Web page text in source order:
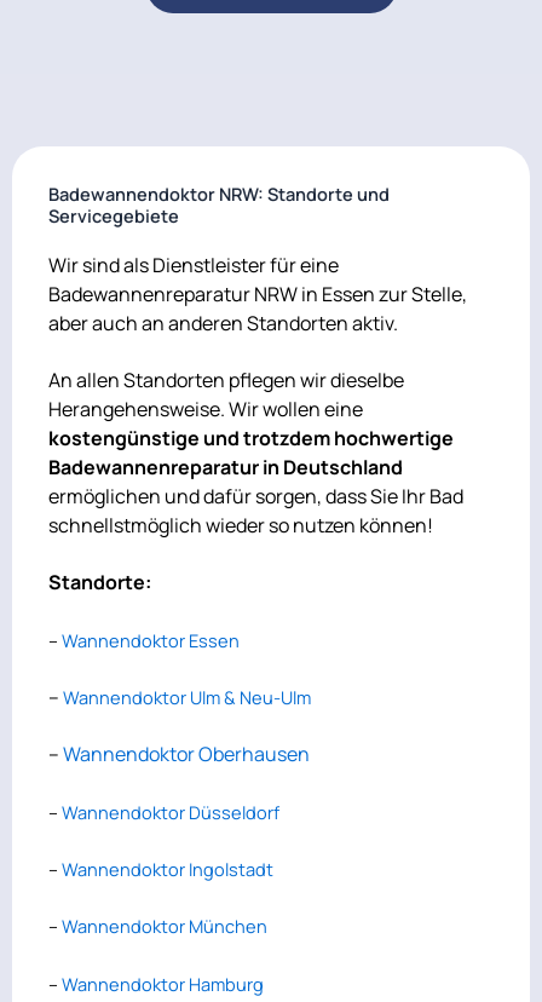
Badewannendoktor NRW: Standorte und
Servicegebiete
Wir sind als Dienstleister für eine
Badewannenreparatur NRW in Essen zur Stelle,
aber auch an anderen Standorten aktiv.
An allen Standorten pflegen wir dieselbe
Herangehensweise. Wir wollen eine
kostengünstige und trotzdem hochwertige
Badewannenreparatur in Deutschland
ermöglichen und dafür sorgen, dass Sie Ihr Bad
schnellstmöglich wieder so nutzen können!
Standorte:
– Wannendoktor Essen
– Wannendoktor Ulm & Neu-Ulm
–Wannendoktor Oberhausen
– Wannendoktor Düsseldorf
– Wannendoktor Ingolstadt
– Wannendoktor München
– Wannendoktor Hamburg